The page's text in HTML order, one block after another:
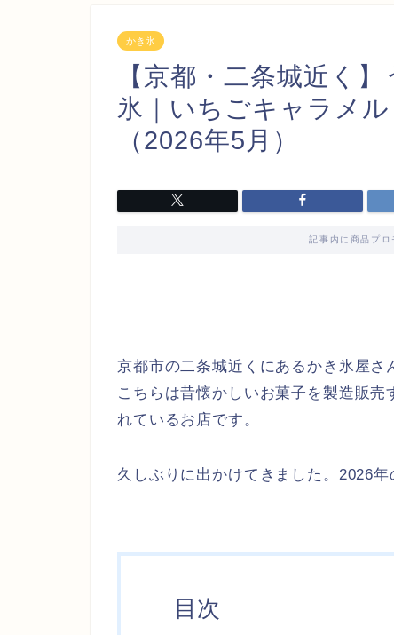
かき氷
【京都・二条城近く
氷｜いちごキャラメ
（2026年5月）
記事内に商品プ
京都市の二条城近くにあるかき氷屋さ
こちらは昔懐かしいお菓子を製造販売
れているお店です。
久しぶりに出かけてきました。2026年
目次